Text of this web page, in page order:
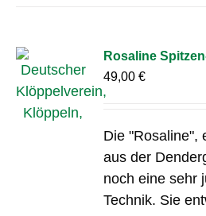
Rosaline
49,00€
Die "Rosaline",
aus der
noch eine sehr
Technik. Sie